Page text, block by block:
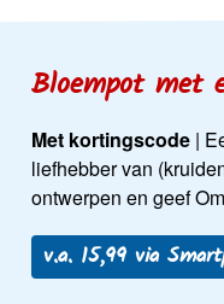
Bloempot met
Met kortingscode |
liefhebber van
ontwerpen en geef
v.a. 15,99 via